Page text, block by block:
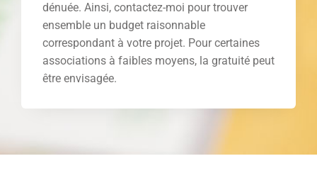
dénuée. Ainsi, contactez-moi pour trouver
ensemble un budget raisonnable
correspondant à votre projet. Pour certaines
associations à faibles moyens, la gratuité peut
être envisagée.